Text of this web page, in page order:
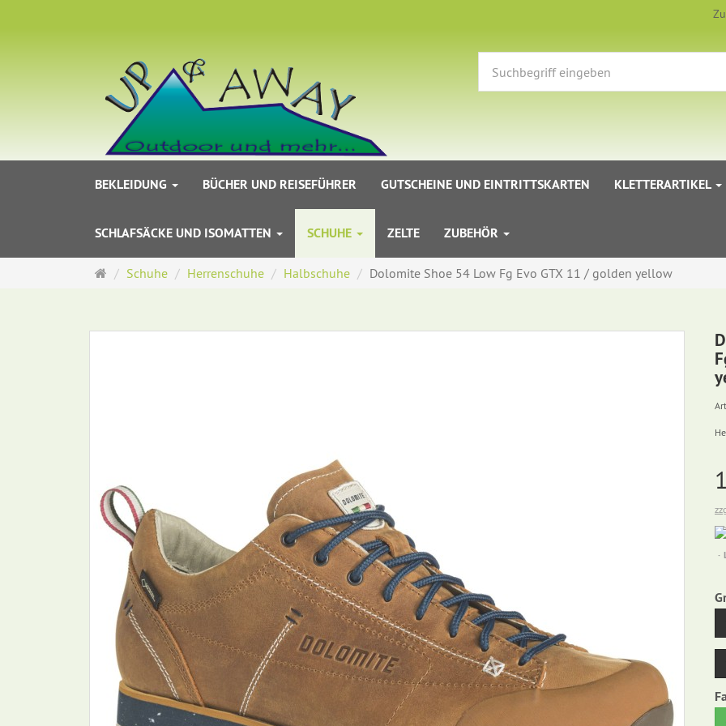
BEKLEIDUNG BÜCHER UND REISEFÜHRER GUTSCHEINE UND EINTRITTSKARTEN KLETTERARTIKEL
SCHLAFSÄCKE UND ISOMATTEN SCHUHE ZELTE ZUBEHÖR
Startseite
Schuhe Herrenschuhe Halbschuhe Dolomite Shoe 54 Low Fg Evo GTX 11 / golden yellow